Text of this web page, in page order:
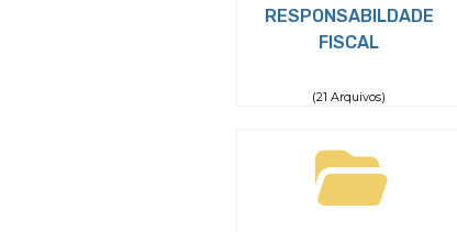
RESPONSABILDADE
FISCAL
(21 Arquivos)